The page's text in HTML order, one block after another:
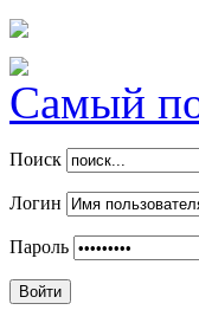
Самый
Поиск
Логин
Пароль
Войти